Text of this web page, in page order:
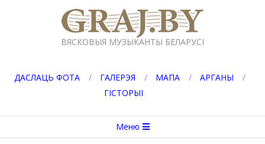
GRAJ.BY
ВЯСКОВЫЯ МУЗЫКАНТЫ БЕЛАРУСІ
ДАСЛАЦЬ ФОТА ГАЛЕРЭЯ МАПА
АРГАНЫ
ГІСТОРЫІ
меню
Меню